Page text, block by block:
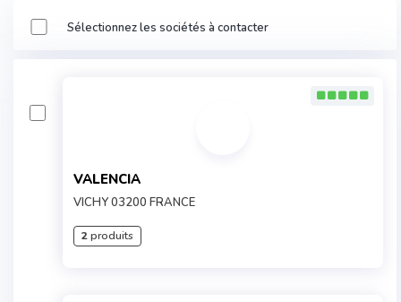
Sélectionnez les sociétés à contacter
VALENCIA
VICHY 03200 FRANCE
2produits